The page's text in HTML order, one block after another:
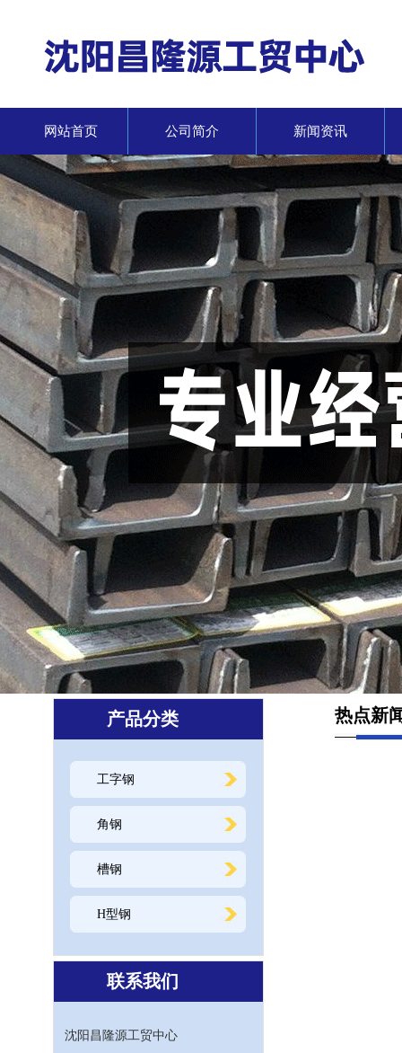
网站首页 公司简介 新闻资讯
产品分类
工字钢
角钢
槽钢
H型钢
联系我们
沈阳昌隆源工贸中心
热点